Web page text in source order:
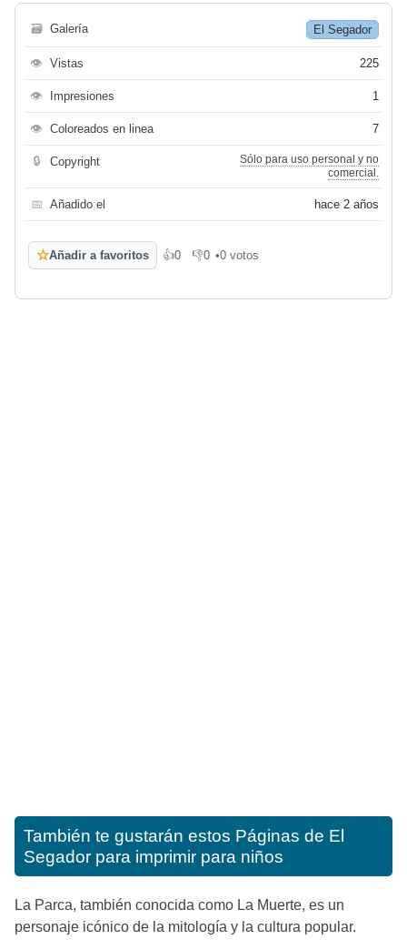
🗃 Galería El Segador
👁 Vistas 225
👁 Impresiones 1
👁 Coloreados en linea 7
🔒 Copyright
Sólo para uso personal y no
comercial.
📅 Añadido el hace 2 años
☆Añadir a favoritos 👍0
Me gusta
👎0
No me gusta
•0 votos
También te gustarán estos Páginas de El
Segador para imprimir para niños
La Parca, también conocida como La Muerte, es un
personaje icónico de la mitología y la cultura popular.